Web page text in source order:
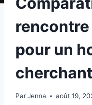
pour un
ParJenna août 19,